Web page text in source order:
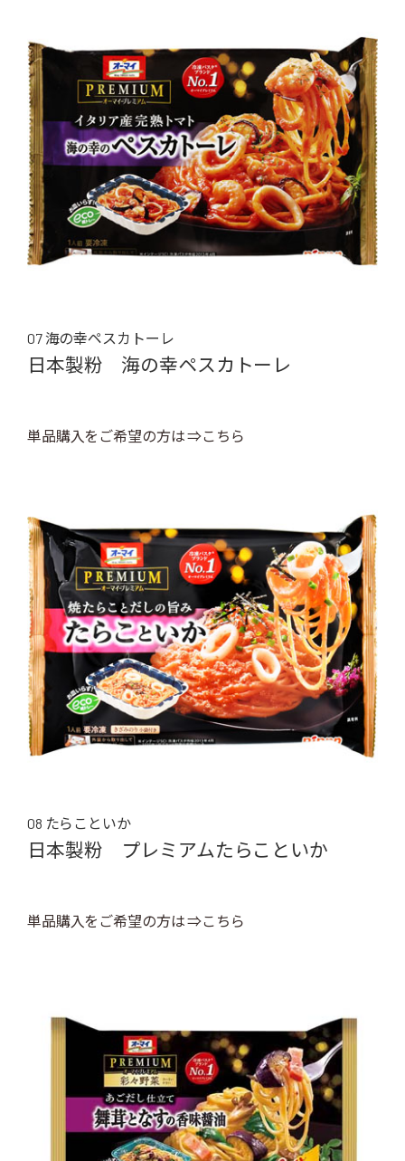
07 海の幸ペスカトーレ
日本製粉 海の幸ペスカトーレ
単品購入をご希望の方は ⇒こちら
08 たらこといか
日本製粉 プレミアムたらこといか
単品購入をご希望の方は ⇒こちら